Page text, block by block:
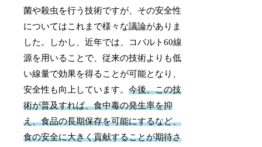
菌や殺虫を行う技術ですが、その安全性
についてはこれまで様々な議論がありま
した。しかし、近年では、コバルト60線
源を用いることで、従来の技術よりも低
い線量で効果を得ることが可能となり、
安全性も向上しています。今後、この技
術が普及すれば、食中毒の発生率を抑
え、食品の長期保存を可能にするなど、
食の安全に大きく貢献することが期待さ